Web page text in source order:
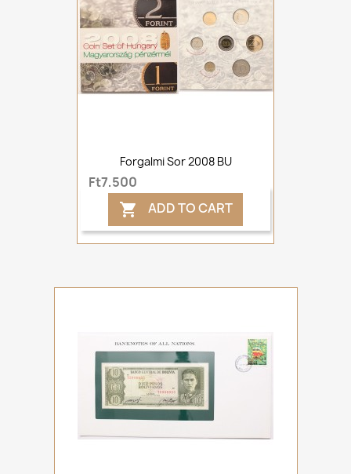
Forgalmi Sor 2008 BU
Ft7,500
 ADD TO CART